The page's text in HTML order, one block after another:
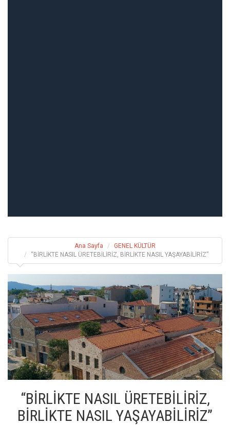
Ana Sayfa
GENEL KÜLTÜR
“BİRLİKTE NASIL ÜRETEBİLİRİZ, BİRLİKTE NASIL YAŞAYABİLİRİZ”
“BİRLİKTE NASIL ÜRETEBİLİRİZ,
BİRLİKTE NASIL YAŞAYABİLİRİZ”